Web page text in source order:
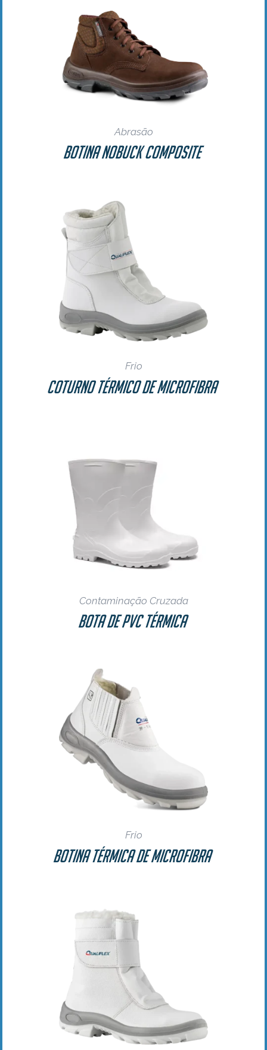
Abrasão
Botina Nobuck Composite
Frio
Coturno Térmico de Microfibra
Contaminação Cruzada
Bota de PVC Térmica
Frio
Botina Térmica de Microfibra